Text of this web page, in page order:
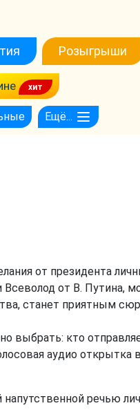
Розыгрыши
Ещё...
от президента
Всеволод от В. Путина,
станет приятным
выбрать: кто
аудио открытка
речью